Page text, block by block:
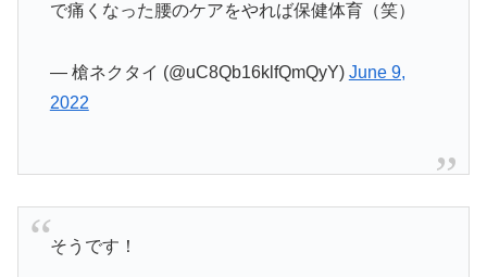
で痛くなった腰のケアをやれば保健体育（笑）
— 槍ネクタイ (@uC8Qb16klfQmQyY) June 9,
2022
そうです！